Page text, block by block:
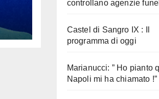
controllano agenzie
Castel di Sangro IX : Il
programma di oggi
Marianucci: ” Ho pianto
Napoli mi ha chiamato !”